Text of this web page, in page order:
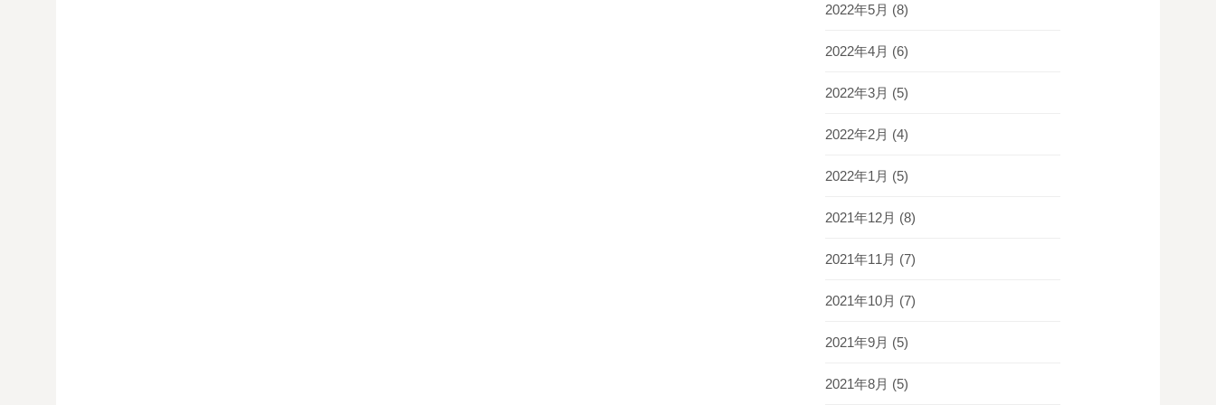
2022年5月 (8)
2022年4月 (6)
2022年3月 (5)
2022年2月 (4)
2022年1月 (5)
2021年12月 (8)
2021年11月 (7)
2021年10月 (7)
2021年9月 (5)
2021年8月 (5)